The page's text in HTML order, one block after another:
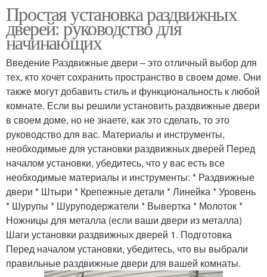
Простая установка раздвижных
дверей: руководство для
начинающих
Введение Раздвижные двери – это отличный выбор для
тех, кто хочет сохранить пространство в своем доме. Они
также могут добавить стиль и функциональность к любой
комнате. Если вы решили установить раздвижные двери
в своем доме, но не знаете, как это сделать, то это
руководство для вас. Материалы и инструменты,
необходимые для установки раздвижных дверей Перед
началом установки, убедитесь, что у вас есть все
необходимые материалы и инструменты: * Раздвижные
двери * Штыри * Крепежные детали * Линейка * Уровень
* Шурупы * Шуруподержатели * Вывертка * Молоток *
Ножницы для металла (если ваши двери из металла)
Шаги установки раздвижных дверей 1. Подготовка
Перед началом установки, убедитесь, что вы выбрали
правильные раздвижные двери для вашей комнаты.